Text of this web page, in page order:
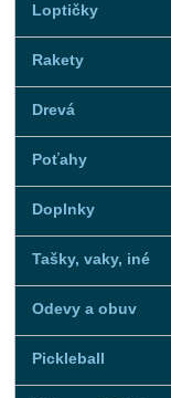
Loptičky
Rakety
Drevá
Poťahy
Doplnky
Tašky, vaky, iné
Odevy a obuv
Pickleball